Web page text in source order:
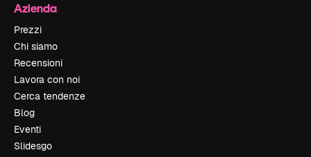
Azienda
Prezzi
Chi siamo
Recensioni
Lavora con noi
Cerca tendenze
Blog
Eventi
Slidesgo